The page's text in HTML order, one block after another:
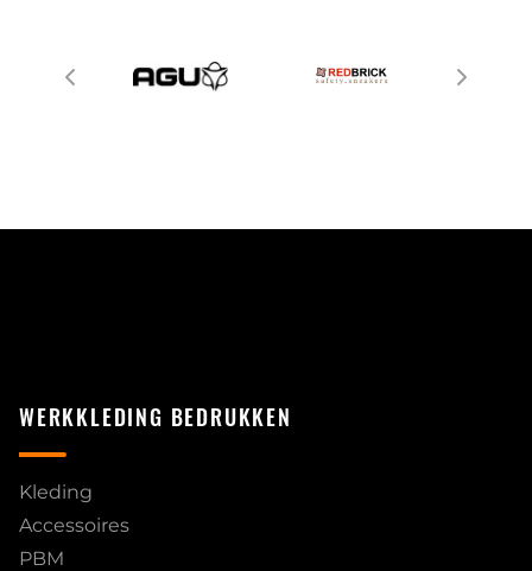
WERKKLEDING BEDRUKKEN
Kleding
Accessoires
PBM